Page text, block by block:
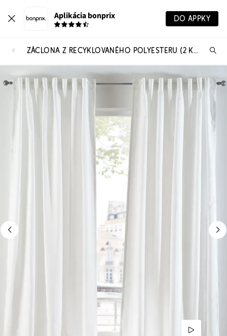
Aplikácia bonprix DO APPKY
ZÁCLONA Z RECYKLOVANÉHO POLYESTERU (2 KS)